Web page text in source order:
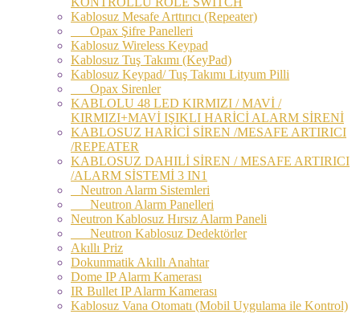
Kablosuz Mesafe Arttırıcı (Repeater)
Opax Şifre Panelleri
Kablosuz Wireless Keypad
Kablosuz Tuş Takımı (KeyPad)
Kablosuz Keypad/ Tuş Takımı Lityum Pilli
Opax Sirenler
KABLOLU 48 LED KIRMIZI / MAVİ /
KIRMIZI+MAVİ IŞIKLI HARİCİ ALARM SİRENİ
KABLOSUZ HARİCİ SİREN /MESAFE ARTIRICI
/REPEATER
KABLOSUZ DAHILİ SİREN / MESAFE ARTIRICI
/ALARM SİSTEMİ 3 IN1
Neutron Alarm Sistemleri
Neutron Alarm Panelleri
Neutron Kablosuz Hırsız Alarm Paneli
Neutron Kablosuz Dedektörler
Akıllı Priz
Dokunmatik Akıllı Anahtar
Dome IP Alarm Kamerası
IR Bullet IP Alarm Kamerası
Kablosuz Vana Otomatı (Mobil Uygulama ile Kontrol)